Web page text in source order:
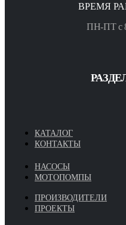
ВРЕМЯ
ПН-ПТ с
КАТАЛОГ
КОНТАКТЫ
НАСОСЫ
МОТОПОМПЫ
ПРОИЗВОДИТЕЛИ
ПРОЕКТЫ